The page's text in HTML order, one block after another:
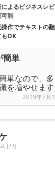
よるビジネスレ
可能
作でテキストの
もOK
簡単
単なので、多
を増やせます
2019年7月
[PR]